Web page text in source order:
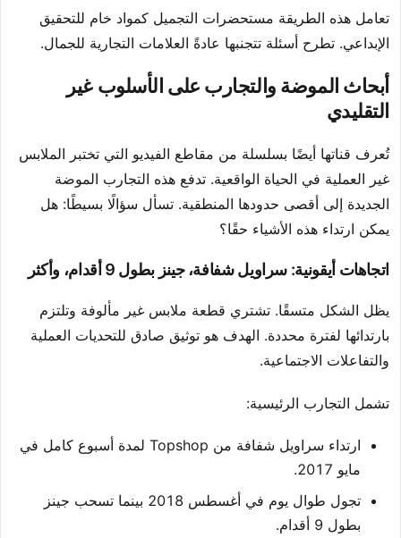
تعامل هذه الطريقة مستحضرات التجميل كمواد خام للتحقيق
الإبداعي. تطرح أسئلة تتجنبها عادةً العلامات التجارية للجمال.
أبحاث الموضة والتجارب على الأسلوب غير
التقليدي
تُعرف قناتها أيضًا بسلسلة من مقاطع الفيديو التي تختبر الملابس
غير العملية في الحياة الواقعية. تدفع هذه التجارب الموضة
الجديدة إلى أقصى حدودها المنطقية. تسأل سؤالًا بسيطًا: هل
يمكن ارتداء هذه الأشياء حقًا؟
اتجاهات أيقونية: سراويل شفافة، جينز بطول 9 أقدام، وأكثر
يظل الشكل متسقًا. تشتري قطعة ملابس غير مألوفة وتلتزم
بارتدائها لفترة محددة. الهدف هو توثيق صادق للتحديات العملية
والتفاعلات الاجتماعية.
تشمل التجارب الرئيسية:
ارتداء سراويل شفافة من Topshop لمدة أسبوع كامل في
مايو 2017.
تجول طوال يوم في أغسطس 2018 بينما تسحب جينز
بطول 9 أقدام.